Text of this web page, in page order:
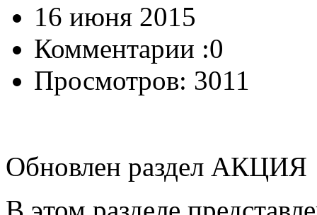
16 июня 2015
Комментарии :0
Просмотров: 3011
Обновлен раздел АКЦИЯ